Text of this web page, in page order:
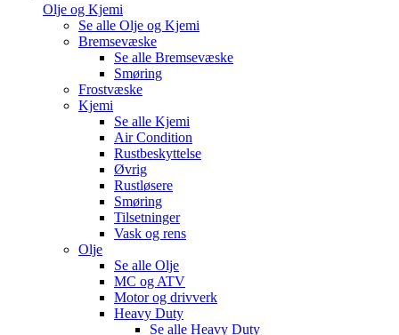
Olje og Kjemi
Se alle Olje og Kjemi
Bremsevæske
Se alle Bremsevæske
Smøring
Frostvæske
Kjemi
Se alle Kjemi
Air Condition
Rustbeskyttelse
Øvrig
Rustløsere
Smøring
Tilsetninger
Vask og rens
Olje
Se alle Olje
MC og ATV
Motor og drivverk
Heavy Duty
Se alle Heavy Duty